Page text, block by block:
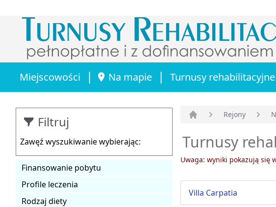
Miejscowości | Na mapie | Turnusy
Filtruj
Zawęź wyszukiwanie wybierając:
Finansowanie pobytu
Profile leczenia
Rodzaj diety
Rejony
Turnusy
Uwaga: wyniki pokazują się
Villa Carpatia